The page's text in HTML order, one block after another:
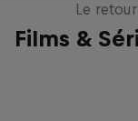
Films &
Le